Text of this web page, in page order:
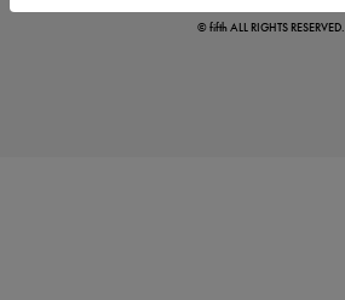
© fifth ALL RIGHTS RESERVED.